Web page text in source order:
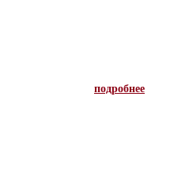
подробнее